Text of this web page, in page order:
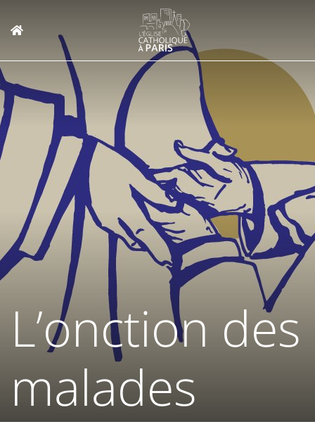
L’onction des
malades
Panneau de gestion des cookies